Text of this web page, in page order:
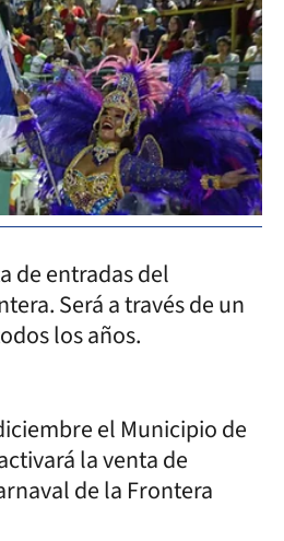
de entradas del
Será a través de un
los años.
el Municipio de
la venta de
de la Frontera